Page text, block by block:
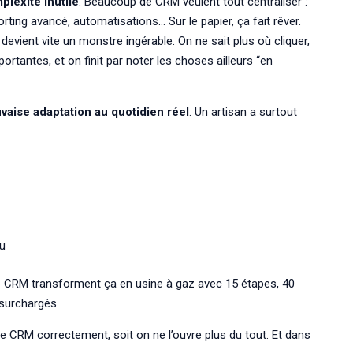
avancé, automatisations… Sur le papier, ça fait rêver.
vite un monstre ingérable. On ne sait plus où cliquer,
et on finit par noter les choses ailleurs “en
adaptation au quotidien réel. Un artisan a surtout
transforment ça en usine à gaz avec 15 étapes, 40
CRM correctement, soit on ne l’ouvre plus du tout. Et dans